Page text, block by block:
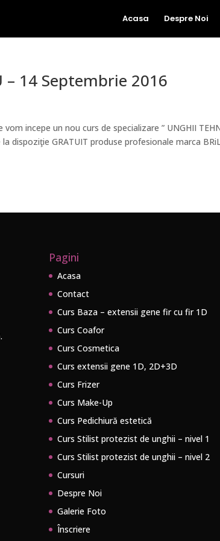
Acasa Despre Noi
– 14 Septembrie 2016
incepe un nou curs de specializare ” UNGHII
dispoziţie GRATUIT produse profesionale marca
Pagini
Acasa
Contact
Curs Baza – extensii gene fir cu fir 1D
Curs Coafor
Curs Cosmetica
Curs extensii gene 1D, 2D+3D
Curs Frizer
Curs Make-Up
Curs Pedichiură estetică
Curs Stilist protezist de unghii – nivel 1
Curs Stilist protezist de unghii – nivel 2
Cursuri
Despre Noi
Galerie Foto
Înscriere